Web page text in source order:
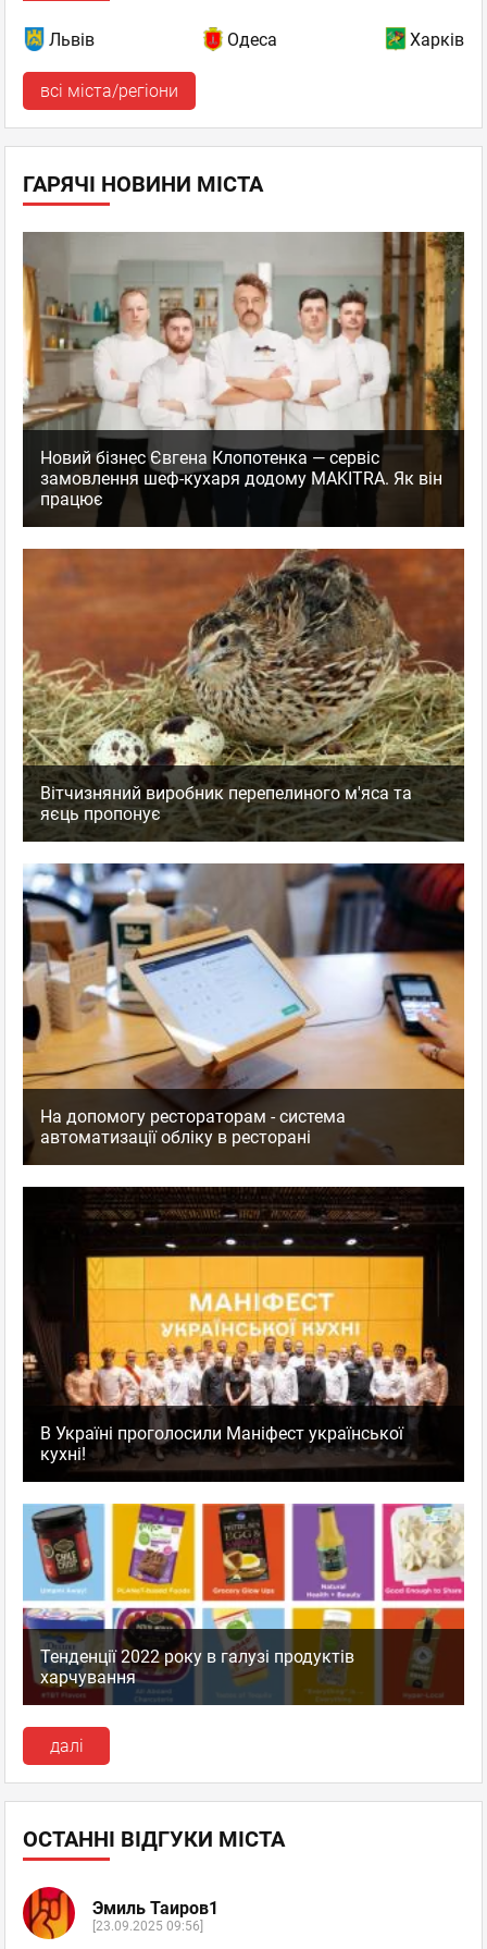
Львів Одеса Харків
всі міста/регіони
ГАРЯЧІ НОВИНИ МІСТА
Новий бізнес Євгена Клопотенка — сервіс
замовлення шеф-кухаря додому MAKITRA. Як він
працює
Вітчизняний виробник перепелиного м'яса та
яєць пропонує
На допомогу рестораторам - система
автоматизації обліку в ресторані
В Україні проголосили Маніфест української
кухні!
Тенденції 2022 року в галузі продуктів
харчування
далі
ОСТАННІ ВІДГУКИ МІСТА
Эмиль Таиров1
[23.09.2025 09:56]